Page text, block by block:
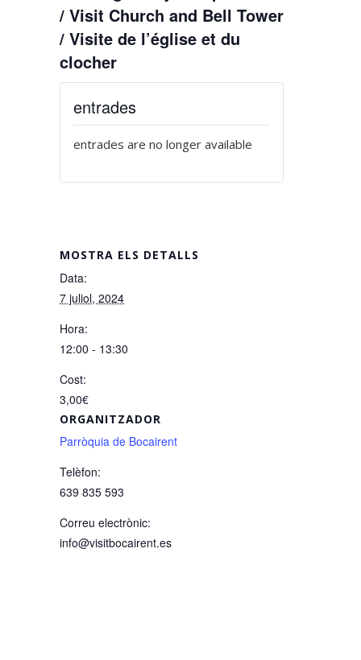
/ Visit Church and Bell Tower
/ Visite de l’église et du
clocher
MOSTRA ELS DETALLS
Data:
7 juliol, 2024
Hora:
12:00 - 13:30
Cost:
3,00€
ORGANITZADOR
Parròquia de Bocairent
Telèfon:
639 835 593
Correu electrònic:
info@visitbocairent.es
entrades
entrades are no longer available